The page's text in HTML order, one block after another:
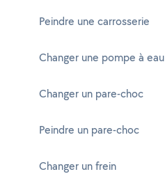
Peindre une carrosserie
Changer une pompe à eau
Changer un pare-choc
Peindre un pare-choc
Changer un frein